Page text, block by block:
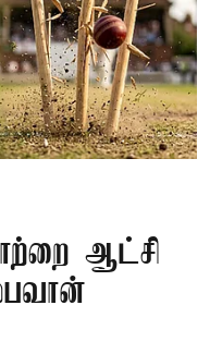
ஆட்சி